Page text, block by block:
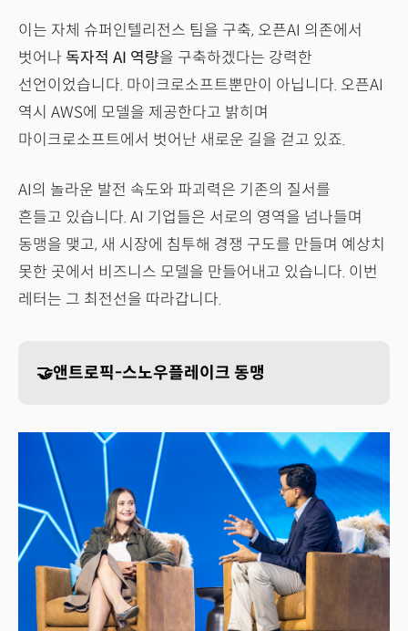
이는 자체 슈퍼인텔리전스 팀을 구축, 오픈AI 의존에서
벗어나 독자적 AI 역량을 구축하겠다는 강력한
선언이었습니다. 마이크로소프트뿐만이 아닙니다. 오픈AI
역시 AWS에 모델을 제공한다고 밝히며
마이크로소프트에서 벗어난 새로운 길을 걷고 있죠.
AI의 놀라운 발전 속도와 파괴력은 기존의 질서를
흔들고 있습니다. AI 기업들은 서로의 영역을 넘나들며
동맹을 맺고, 새 시장에 침투해 경쟁 구도를 만들며 예상치
못한 곳에서 비즈니스 모델을 만들어내고 있습니다. 이번
레터는 그 최전선을 따라갑니다.
🤝앤트로픽-스노우플레이크 동맹